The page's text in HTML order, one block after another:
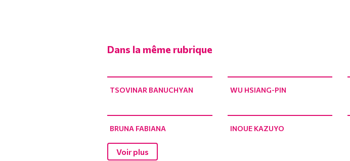
Dans la même rubrique
TSOVINAR BANUCHYAN WU HSIANG-PIN
BRUNA FABIANA INOUE KAZUYO
Voir plus